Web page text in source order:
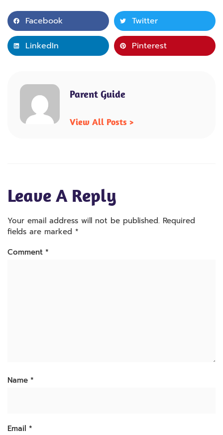
Facebook Twitter
LinkedIn Pinterest
Parent Guide
View All Posts >
Leave A Reply
Your email address will not be published. Required
fields are marked *
Comment *
Name *
Email *